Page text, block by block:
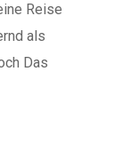
Reise
als
Das